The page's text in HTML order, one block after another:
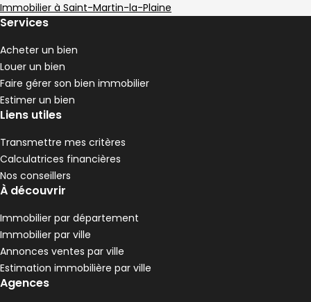
Immobilier à Saint-Martin-la-Plaine
Services
Acheter un bien
Louer un bien
Faire gérer son bien immobilier
Estimer un bien
Liens utiles
Transmettre mes critères
Calculatrices financières
Nos conseillers
À découvrir
Immobilier par département
Immobilier par ville
Annonces ventes par ville
Estimation immobilière par ville
Agences